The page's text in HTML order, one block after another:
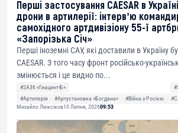
Перші застосування CAESAR в
дрони в артилерії: інтервʼю
самохідного артдивізіону 55-ї
«Запорізька Січ»
Перші іноземні САУ, які доставили в Україну
CAESAR. З того часу фронт російсько-
змінюється і це видно по...
#2А36 «Гиацинт-Б»
#Артилерія
#Артустановка «Богдана» #Війна з Росією
Михайло Люксіков10 Липня, 202609:53